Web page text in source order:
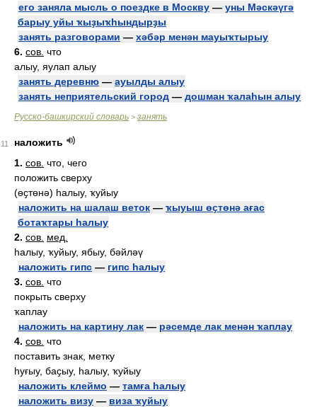
его заняла мысль о поездке в Москву — уны Мәскәүгә
барыу уйы ҡыҙыҡһындырҙы
занять разговорами — хәбәр менән мауыҡтырыу
6. сов. что
алыу, яулап алыу
занять деревню — ауылды алыу
занять неприятельский город — дошман ҡалаһын алыу
Русско-башкирский словарь > занять
11
наложить
1. сов. что, чего
положить сверху
(өҫтөнә) һалыу, ҡуйыу
наложить на шалаш веток — ҡыуыш өҫтөнә ағас
ботаҡтары һалыу
2. сов. мед.
һалыу, ҡуйыу, ябыу, бәйләү
наложить гипс — гипс һалыу
3. сов. что
покрыть сверху
ҡаплау
наложить на картину лак — рәсемде лак менән ҡаплау
4. сов. что
поставить знак, метку
һуғыу, баҫыу, һалыу, ҡуйыу
наложить клеймо — тамға һалыу
наложить визу — виза ҡуйыу